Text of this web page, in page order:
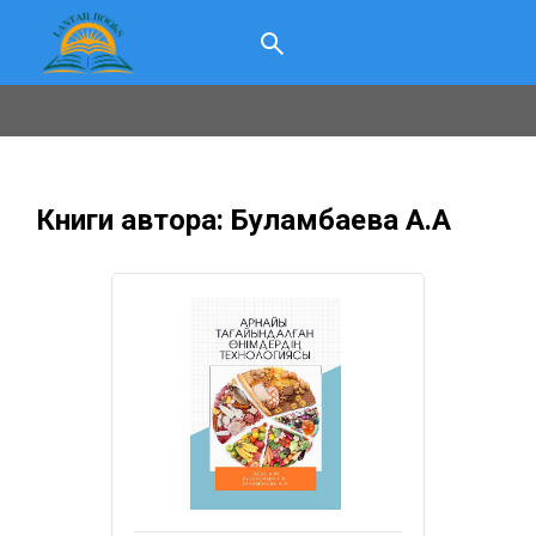
Книги автора: Буламбаева А.А